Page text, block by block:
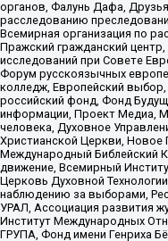
органов, Фалунь Дафа,
расследованию
Всемирная организация по
Пражский гражданский
исследований при Совете
Форум русскоязычных
колледж, Европейский
российский фонд, Фонд
информации, Проект Медиа,
человека, Духовное
Христианской Церкви, Новое
Международный Библейский
движение, Всемирный
Церковь Духовной
наблюдению за выборами,
УРАЛ, Ассоциация развития
Институт Международных
ГРУПА, Фонд имени Генриха